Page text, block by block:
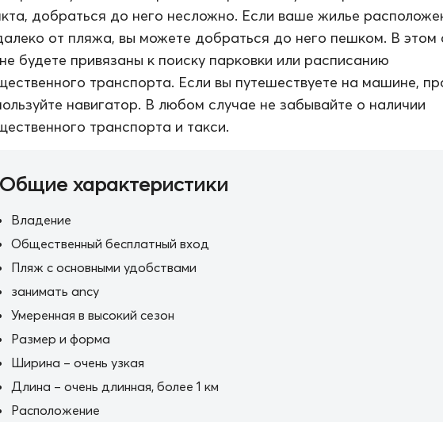
добраться до него несложно. Если ваше жилье
от пляжа, вы можете добраться до него пешком. В этом
будете привязаны к поиску парковки или расписанию
транспорта. Если вы путешествуете на машине,
навигатор. В любом случае не забывайте о наличии
транспорта и такси.
Общие характеристики
Владение
Общественный бесплатный вход
Пляж с основными удобствами
занимать ancy
Умеренная в высокий сезон
Размер и форма
Ширина – очень узкая
Длина – очень длинная, более 1 км
Расположение